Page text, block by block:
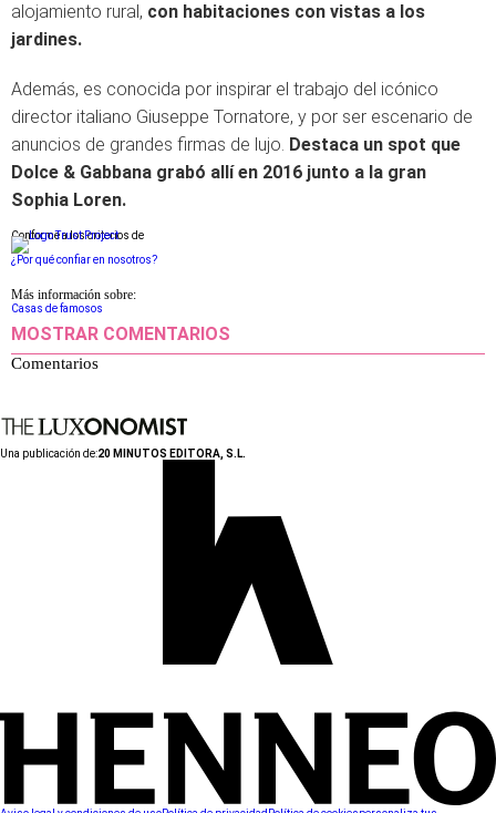
alojamiento rural, con habitaciones con vistas a los
jardines.
Además, es conocida por inspirar el trabajo del icónico
director italiano Giuseppe Tornatore, y por ser escenario de
anuncios de grandes firmas de lujo. Destaca un spot que
Dolce & Gabbana grabó allí en 2016 junto a la gran
Sophia Loren.
Conforme a los criterios de
¿Por qué confiar en nosotros?
Más información sobre:
Casas de famosos
MOSTRAR COMENTARIOS
Comentarios
Una publicación de:20 MINUTOS EDITORA, S.L.